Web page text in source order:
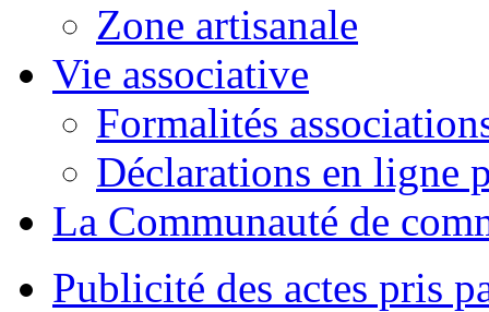
Zone artisanale
Vie associative
Formalités
Déclarations en ligne
La Communauté de
Publicité des actes pris